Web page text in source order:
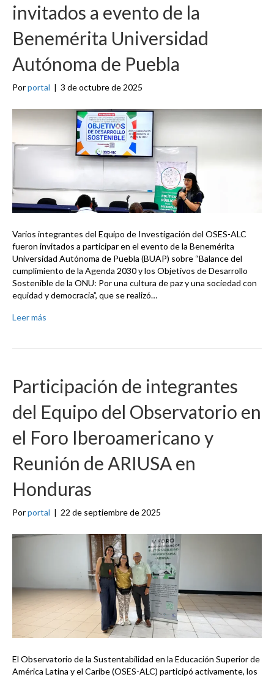
invitados a evento de la
Benemérita Universidad
Autónoma de Puebla
Porportal | 3 de octubre de 2025
Varios integrantes del Equipo de Investigación del OSES-ALC
fueron invitados a participar en el evento de la Benemérita
Universidad Autónoma de Puebla (BUAP) sobre “Balance del
cumplimiento de la Agenda 2030 y los Objetivos de Desarrollo
Sostenible de la ONU: Por una cultura de paz y una sociedad con
equidad y democracia”, que se realizó…
Leer más
Participación de integrantes
del Equipo del Observatorio en
el Foro Iberoamericano y
Reunión de ARIUSA en
Honduras
Porportal | 22 de septiembre de 2025
El Observatorio de la Sustentabilidad en la Educación Superior de
América Latina y el Caribe (OSES-ALC) participó activamente, los